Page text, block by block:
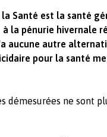
Santé est la santé
la pénurie hivernale
aucune autre
pour la santé
démesurées ne sont